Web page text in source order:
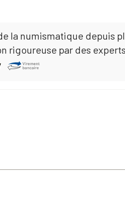
la numismatique depuis
rigoureuse par des